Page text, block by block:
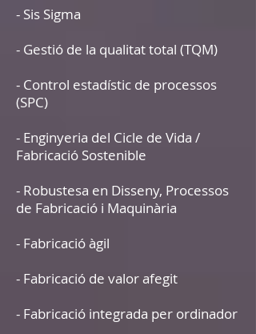
- Sis Sigma
- Gestió de la qualitat total (TQM)
- Control estadístic de processos
(SPC)
- Enginyeria del Cicle de Vida /
Fabricació Sostenible
- Robustesa en Disseny, Processos
de Fabricació i Maquinària
- Fabricació àgil
- Fabricació de valor afegit
- Fabricació integrada per ordinador